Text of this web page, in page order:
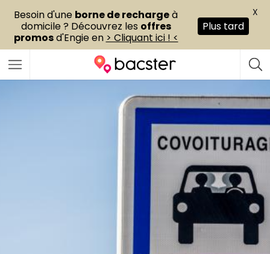
Besoin d'une borne de rechargeà
domicile ? Découvrez les offres
promosd'Engie en > Cliquant ici ! <
Plus tard
X